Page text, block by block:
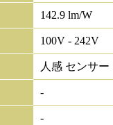
142.9 lm/W
100V - 242V
人感 センサー
-
-